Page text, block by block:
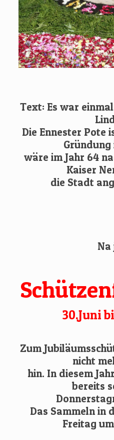
Text: Es war
Die Ennester Pote
wäre im Jahr 64
Kaiser
die Stadt
Na
30.Juni
Zum
nicht
hin. In diesem
bereits
Das Sammeln in
Freitag